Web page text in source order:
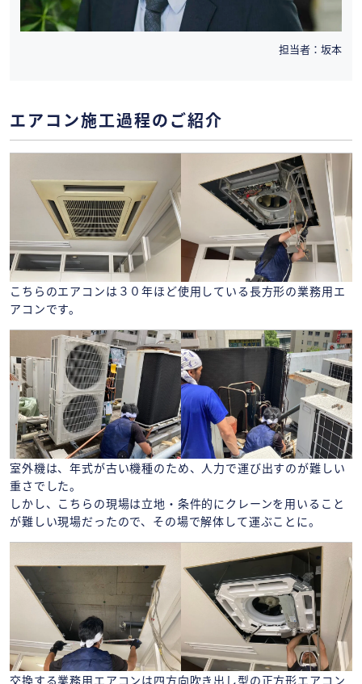
担当者：坂本
エアコン施工過程のご紹介
こちらのエアコンは３０年ほど使用している長方形の業務用エ
アコンです。
室外機は、年式が古い機種のため、人力で運び出すのが難しい
重さでした。
しかし、こちらの現場は立地・条件的にクレーンを用いること
が難しい現場だったので、その場で解体して運ぶことに。
交換する業務用エアコンは四方向吹き出し型の正方形エアコン